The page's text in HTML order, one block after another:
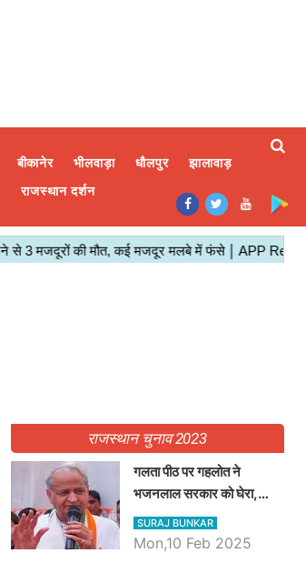
बीकानेर भीलवाड़ा धौलपुर
झालावाड़
राजस्थान दर्शन
राजस्थान चुनाव 2023
गलता पीठ पर गहलोत ने
भजनलाल सरकार को घेरा,
Video में देखें अब तक बड़ी
खबरें
SURAJ BUNKAR
Mon,10 Feb 2025